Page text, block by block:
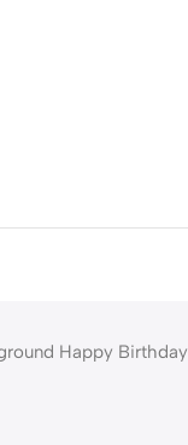
Happy Birthday